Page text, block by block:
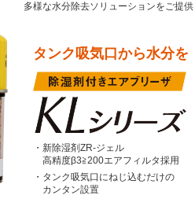
多様な水分除去ソリューションをご提
タンク吸気口から水分を
・新除湿剤ZR-ジェル
高精度β3≧200エアフィルタ採用
・タンク吸気口にねじ込むだけの
カンタン設置